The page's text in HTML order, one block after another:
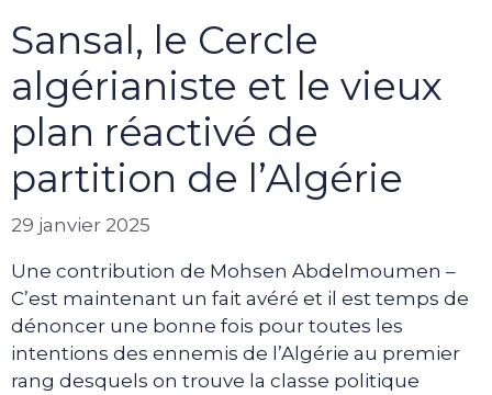
Sansal, le Cercle
algérianiste et le vieux
plan réactivé de
partition de l’Algérie
29 janvier 2025
Une contribution de Mohsen Abdelmoumen –
C’est maintenant un fait avéré et il est temps de
dénoncer une bonne fois pour toutes les
intentions des ennemis de l’Algérie au premier
rang desquels on trouve la classe politique